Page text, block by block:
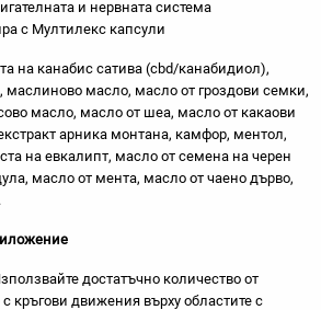
и нервната система
с Мултилекс капсули
на канабис сатива (cbd/канабидиол),
маслиново масло, масло от гроздови семки,
масло, масло от шеа, масло от какаови
арника монтана, камфор, ментол,
на евкалипт, масло от семена на черен
масло от мента, масло от чаено дърво,
достатъчно количество от
кръгови движения върху областите с